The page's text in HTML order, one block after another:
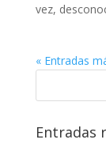
vez,
« Entradas
Entradas